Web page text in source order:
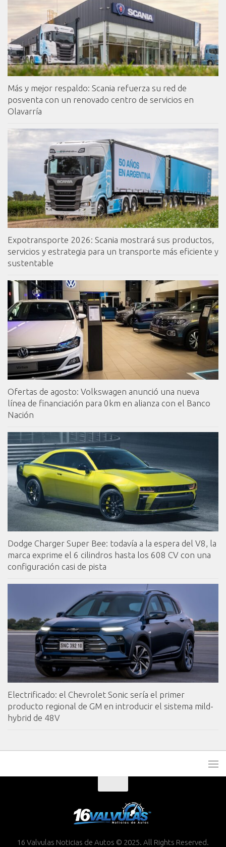
Más y mejor respaldo: Scania refuerza su red de
posventa con un renovado centro de servicios en
Olavarría
Expotransporte 2026: Scania mostrará sus productos,
servicios y estrategia para un transporte más eficiente y
sustentable
Ofertas de agosto: Volkswagen anunció una nueva
línea de financiación para 0km en alianza con el Banco
Nación
Dodge Charger Super Bee: todavía a la espera del V8, la
marca exprime el 6 cilindros hasta los 608 CV con una
configuración casi de pista
Electrificado: el Chevrolet Sonic sería el primer
producto regional de GM en introducir el sistema mild-
hybrid de 48V
16 Valvulas Noticias de Autos © 2025. All Rights Reserved.